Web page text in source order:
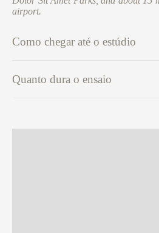
airport.
Como chegar até o estúdio
Quanto dura o ensaio